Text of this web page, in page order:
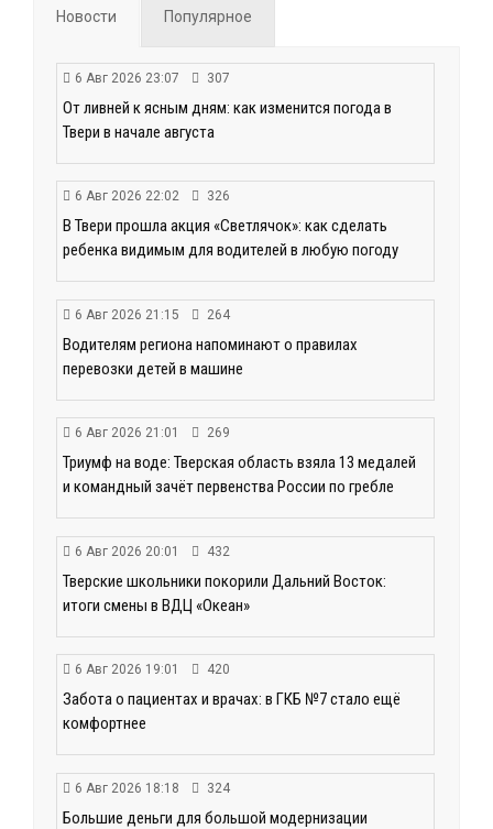
Новости Популярное
6 Авг 2026 23:07 307
От ливней к ясным дням: как изменится погода в
Твери в начале августа
6 Авг 2026 22:02 326
В Твери прошла акция «Светлячок»: как сделать
ребенка видимым для водителей в любую погоду
6 Авг 2026 21:15 264
Водителям региона напоминают о правилах
перевозки детей в машине
6 Авг 2026 21:01 269
Триумф на воде: Тверская область взяла 13 медалей
и командный зачёт первенства России по гребле
6 Авг 2026 20:01 432
Тверские школьники покорили Дальний Восток:
итоги смены в ВДЦ «Океан»
6 Авг 2026 19:01 420
Забота о пациентах и врачах: в ГКБ №7 стало ещё
комфортнее
6 Авг 2026 18:18 324
Большие деньги для большой модернизации